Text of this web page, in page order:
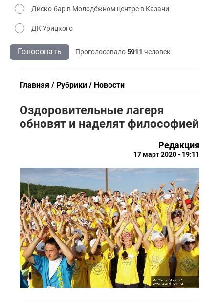
Диско-бар в Молодёжном центре в Казани
ДК Урицкого
Голосовать Проголосовало5911 человек
Главная Рубрики Новости
Оздоровительные лагеря
обновят и наделят философией
Редакция
17 март 2020 - 19:11